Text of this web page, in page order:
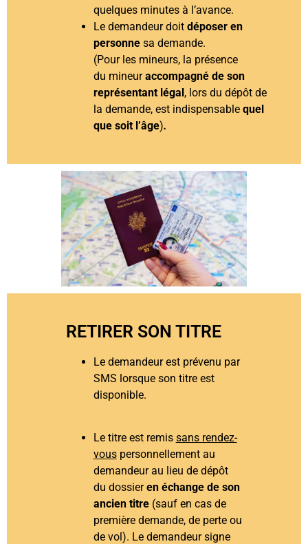
quelques minutes à l’avance.
Le demandeur doit déposer en
personnesa demande.
(Pour les mineurs, la présence
du mineuraccompagné de son
représentant légal, lors du dépôt de
la demande, est indispensable quel
que soit l’âge).
RETIRER SON TITRE
Le demandeur est prévenu par
SMS lorsque son titre est
disponible.
Le titre est remis sans rendez-
vouspersonnellement au
demandeur au lieu de dépôt
du dossieren échange de son
ancien titre(sauf en cas de
première demande, de perte ou
de vol). Le demandeur signe